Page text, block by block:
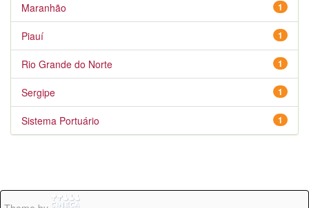
1
Maranhão
1
Piauí
1
Rio Grande do Norte
1
Sergipe
1
Sistema Portuário